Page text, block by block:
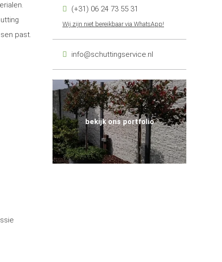
past.
(+31) 06 24 73 55 31
Wij zijn niet bereikbaar via WhatsApp!
info@schuttingservice.nl
bekijk ons portfolio